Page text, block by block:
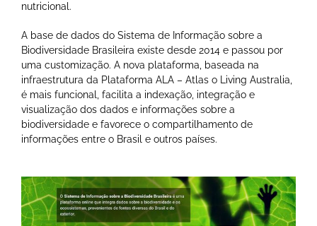
nutricional.
A base de dados do Sistema de Informação sobre a
Biodiversidade Brasileira existe desde 2014 e passou por
uma customização. A nova plataforma, baseada na
infraestrutura da Plataforma ALA – Atlas o Living Australia,
é mais funcional, facilita a indexação, integração e
visualização dos dados e informações sobre a
biodiversidade e favorece o compartilhamento de
informações entre o Brasil e outros países.